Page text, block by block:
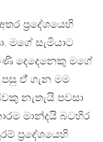
ප්‍රදේශයෙහි
මගේ සැමියාට
දෙදෙනෙකු මගේ
ඒ් ගැන මම
නැතැයි පවසා
මාන්දයි බටහිර
ප්‍රදේශයෙහි